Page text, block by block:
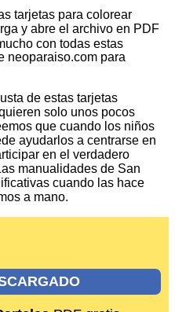
tarjetas para colorear
y abre el archivo en PDF
con todas estas
neoparaiso.com para
de estas tarjetas
solo unos pocos
que cuando los niños
ayudarlos a centrarse en
en el verdadero
manualidades de San
cuando las hace
a mano.